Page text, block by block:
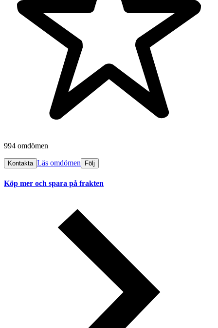
994 omdömen
Kontakta Läs omdömen Följ
Köp mer och spara på frakten